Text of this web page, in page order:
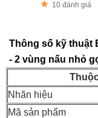
10 đánh giá
Thông số kỹ thuật
- 2 vùng nấu nhỏ
Nhãn hiệu
Mã sản phẩm